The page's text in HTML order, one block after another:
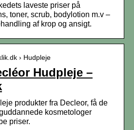
laveste priser på
toner, scrub, bodylotion m.v –
af krop og ansigt.
› Hudpleje
Hudpleje –
produkter fra Decleor, få de
kosmetologer
priser.